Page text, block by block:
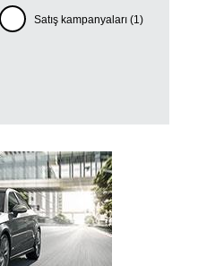
Satış kampanyaları (1)